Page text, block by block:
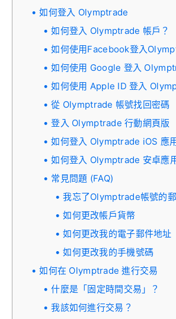
如何登入 Olymptrade
如何登入 Olymptrade 帳戶？
如何使用Facebook登入
如何使用 Google 登入
如何使用 Apple ID 登入
從 Olymptrade 帳號找回密碼
登入 Olymptrade 行動網頁版
如何登入 Olymptrade iOS 應
如何登入 Olymptrade 安卓應
常見問題 (FAQ)
我忘了Olymptrade帳號的
如何更改帳戶貨幣
如何更改我的電子郵件地址
如何更改我的手機號碼
如何在 Olymptrade 進行交易
什麼是「固定時間交易」？
我該如何進行交易？